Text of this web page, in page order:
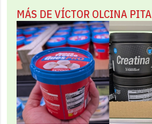
MÁS DE VÍCTOR OLCINA PITA